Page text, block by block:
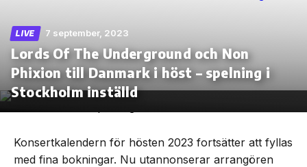
Skip
the
LIVE 7 september, 2023
Lords Of The Underground och Non
Phixion till Danmark i höst – spelning i
Stockholm inställd
Konsertkalendern för hösten 2023 fortsätter att fyllas
med fina bokningar. Nu utannonserar arrangören